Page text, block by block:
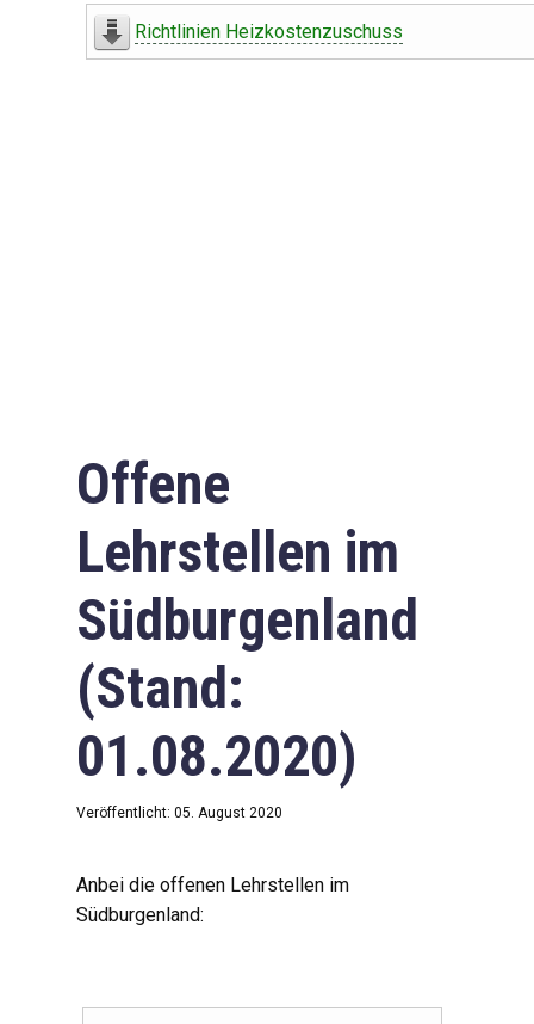
Richtlinien Heizkostenzuschuss
Offene
Lehrstellen im
Südburgenland
(Stand:
01.08.2020)
Veröffentlicht: 05. August 2020
Anbei die offenen Lehrstellen im
Südburgenland: